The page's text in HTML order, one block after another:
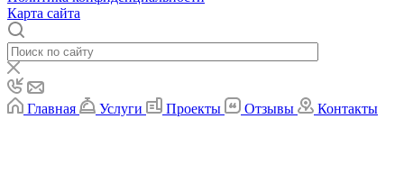
Карта сайта
Главная Услуги Проекты Отзывы Контакты